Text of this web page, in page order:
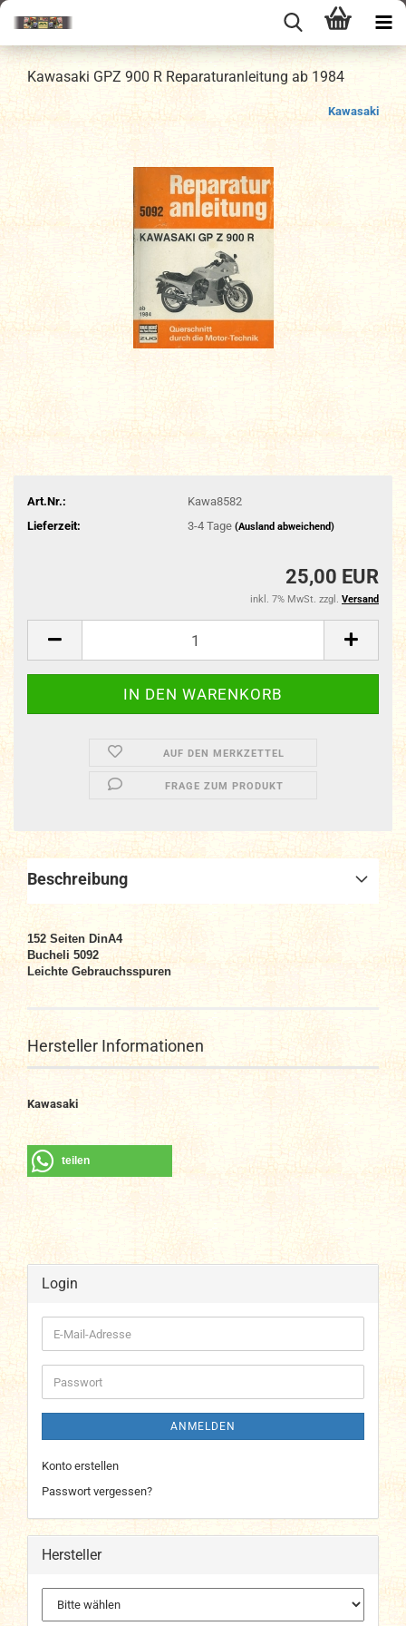
Kawasaki GPZ 900 R Reparaturanleitung ab 1984
Kawasaki
Art.Nr.:
Kawa8582
Lieferzeit:
3-4 Tage (Ausland abweichend)
25,00 EUR
inkl. 7% MwSt. zzgl. Versand
AUF DEN MERKZETTEL
FRAGE ZUM PRODUKT
Beschreibung
152 Seiten DinA4
Bucheli 5092
Leichte Gebrauchsspuren
Hersteller Informationen
Kawasaki
teilen
Login
E-
Mail-
Adresse
Passwort
ANMELDEN
Konto erstellen
Passwort vergessen?
Hersteller